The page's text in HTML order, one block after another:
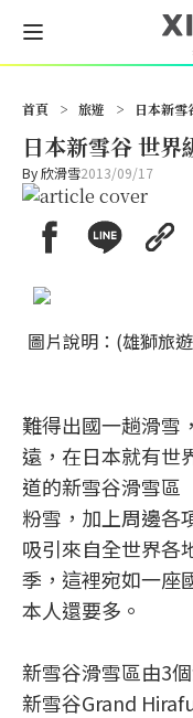
首頁 > 旅遊 > 日本新雪
日本新雪谷 世界
By欣滑雪2013/09/17
圖片說明：(雄獅旅
難得出國一趟滑雪
遠，在日本就有世
道的新雪谷滑雪區
粉雪，加上周邊各
吸引來自全世界各
季，這裡宛如一座
本人還要多。
新雪谷滑雪區由3
新雪谷Grand